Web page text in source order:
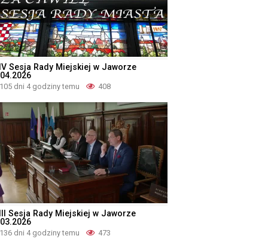
Sesja Rady Miejskiej w Jaworze
105 dni 4 godziny temu 408
Sesja Rady Miejskiej w Jaworze
136 dni 4 godziny temu 473